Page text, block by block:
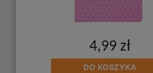
4,99 zł
DO KOSZYKA